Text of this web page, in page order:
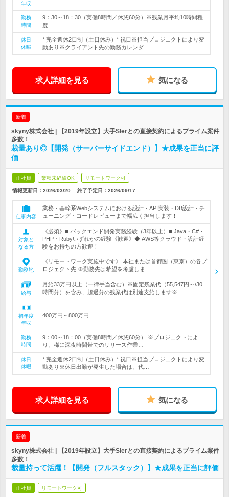
年収
勤務
時間
9：30～18：30（実働8時間／休憩60分）※残業月平均10時間程
度
休日
休暇
* 完全週休2日制（土日休み）* 祝日※担当プロジェクトにより変
動あり※クライアント先の勤務カレンダ…
求人詳細を見る 気になる
新着
skyny株式会社 | 【2019年設立】大手SIerとの直接契約によるプライム案件
多数！
裁量あり◎【開発（サーバーサイドエンド）】★成果を正当に評
価
正社員 業種未経験OK リモートワーク可
情報更新日：2026/03/20 終了予定日： 2026/09/17
仕事内容
業務・基幹系Webシステムにおける設計・API実装・DB設計・チ
ューニング・コードレビューまで幅広く担当します！
対象と
なる方
《必須》■ バックエンド開発実務経験（3年以上）■ Java・C#・
PHP・Rubyいずれかの経験《歓迎》◆ AWS等クラウド・設計経
験をお持ちの方歓迎！
勤務地
《リモートワーク実施中です》 本社または首都圏（東京）の各プ
ロジェクト先 ※勤務先は希望を考慮しま…
給与
月給33万円以上（一律手当含む）※固定残業代（55,547円～/30
時間分）を含み、超過分の残業代は別途支給します※…
初年度
年収
400万円～800万円
勤務
時間
9：00～18：00（実働8時間／休憩60分） ※プロジェクトによ
り、稀に深夜時間帯でのリリース作業…
休日
休暇
* 完全週休2日制（土日休み）* 祝日※担当プロジェクトにより変
動あり※休日出勤が発生した場合は、代…
求人詳細を見る 気になる
新着
skyny株式会社 | 【2019年設立】大手SIerとの直接契約によるプライム案件
多数！
裁量持って活躍！【開発（フルスタック）】★成果を正当に評価
正社員 リモートワーク可